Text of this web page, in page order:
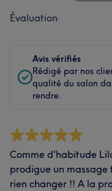
Évaluation
Avis vérifiés
Rédigé par nos
qualité du salon
rendre.
Comme d'habitude
prodigue un
rien changer !! A la